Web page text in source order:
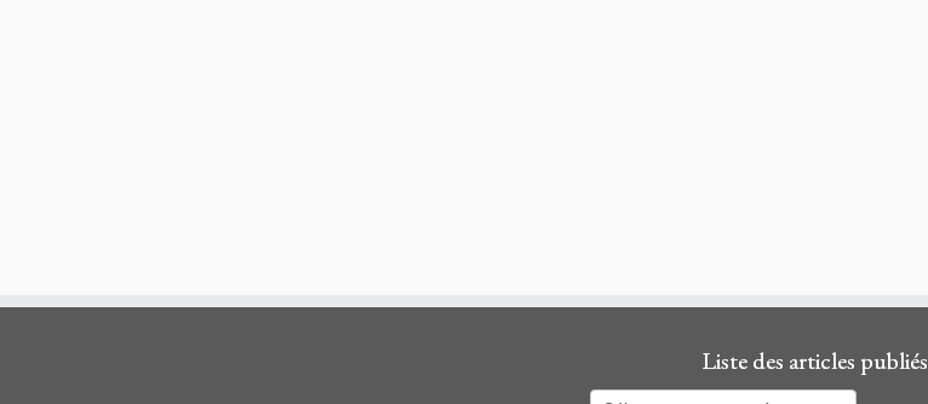
Liste des articles publiés